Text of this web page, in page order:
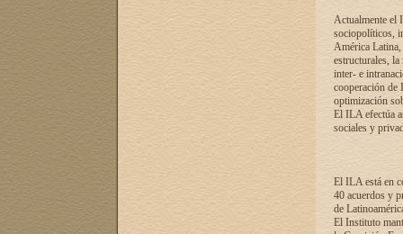
Actualmente el
sociopolíticos,
América Latina,
estructurales,
inter- e
cooperación de
optimización
El ILA efectúa
sociales y
El ILA está en
40 acuerdos y
de
El Instituto